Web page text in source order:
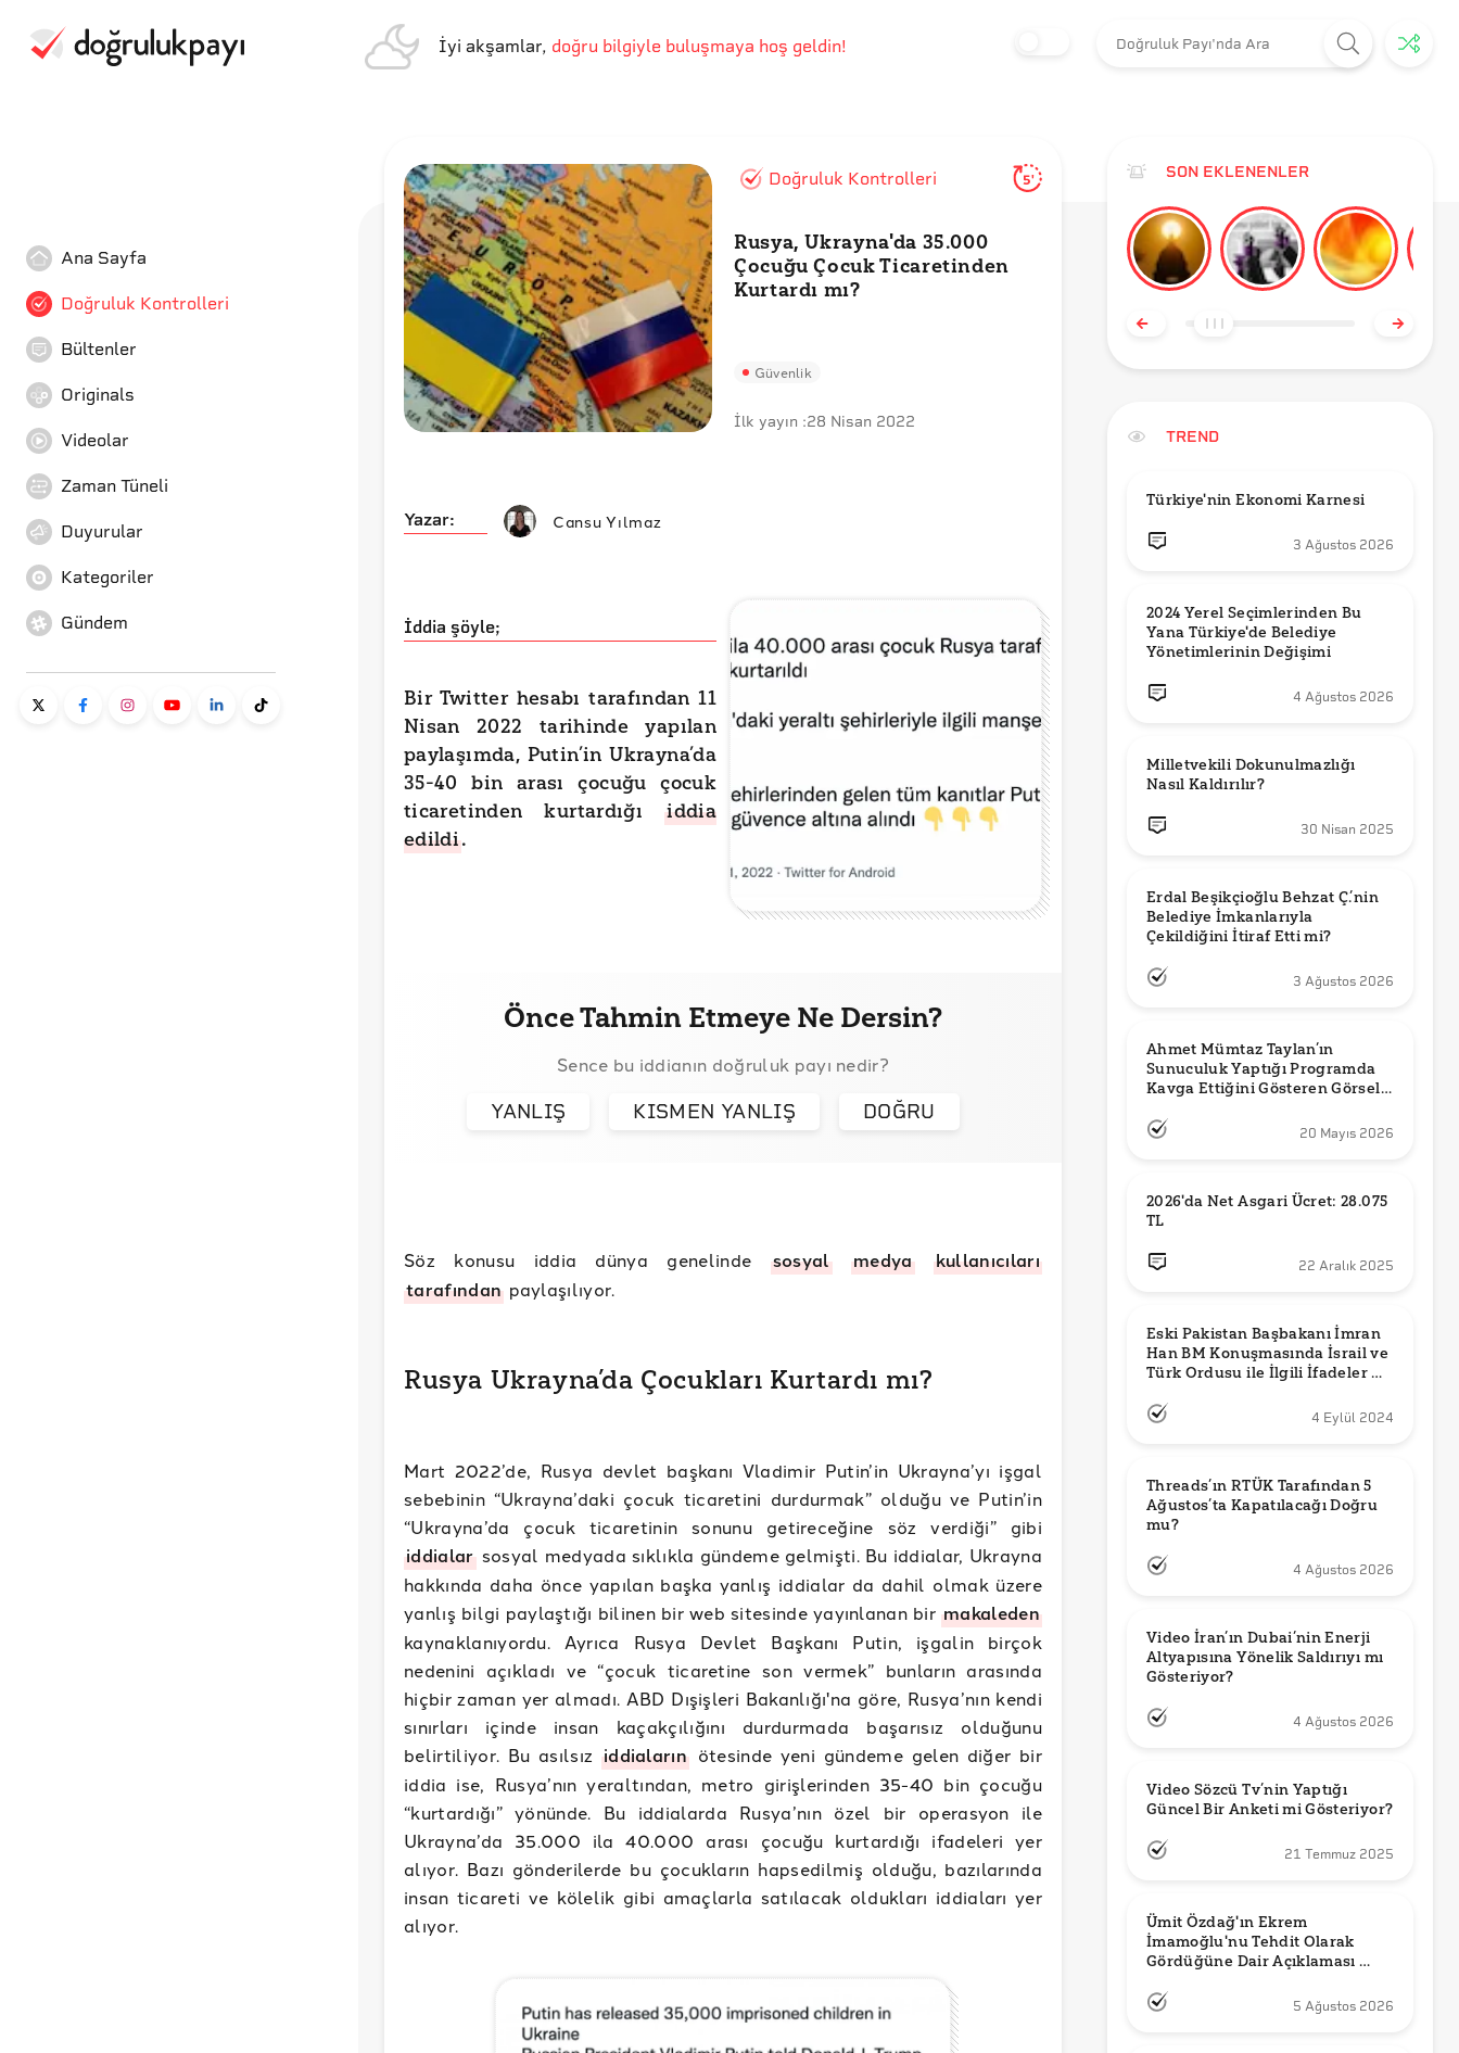
İyi akşamlar, doğru bilgiyle buluşmaya hoş geldin!
Ana Sayfa
Doğruluk Kontrolleri
Bültenler
Originals
Videolar
Zaman Tüneli
Duyurular
Kategoriler
Gündem
Doğruluk Kontrolleri 5'
Rusya, Ukrayna'da 35.000
Çocuğu Çocuk Ticaretinden
Kurtardı mı?
Güvenlik
İlk yayın :28 Nisan 2022
Yazar: Cansu Yılmaz
İddia şöyle;
Bir Twitter hesabı tarafından 11
Nisan 2022 tarihinde yapılan
paylaşımda, Putin’in Ukrayna’da
35-40 bin arası çocuğu çocuk
ticaretinden kurtardığıiddia
edildi.
Önce Tahmin Etmeye Ne Dersin?
Sence bu iddianın doğruluk payı nedir?
YANLIŞ KISMEN YANLIŞ DOĞRU
Söz konusu iddia dünya genelinde sosyal medya
kullanıcıları
tarafından paylaşılıyor.
Rusya Ukrayna’da Çocukları Kurtardı mı?
Mart 2022’de, Rusya devlet başkanı Vladimir Putin’in Ukrayna’yı işgal
sebebinin “Ukrayna’daki çocuk ticaretini durdurmak” olduğu ve Putin’in
“Ukrayna’da çocuk ticaretinin sonunu getireceğine söz verdiği” gibi
iddialarsosyal medyada sıklıkla gündeme gelmişti. Bu iddialar, Ukrayna
hakkında daha önce yapılan başka yanlış iddialar da dahil olmak üzere
yanlış bilgi paylaştığı bilinen bir web sitesinde yayınlanan birmakaleden
kaynaklanıyordu. Ayrıca Rusya Devlet Başkanı Putin, işgalin birçok
nedenini açıkladı ve “çocuk ticaretine son vermek” bunların arasında
hiçbir zaman yer almadı. ABD Dışişleri Bakanlığı'na göre, Rusya’nın kendi
sınırları içinde insan kaçakçılığını durdurmada başarısız olduğunu
belirtiliyor. Bu asılsız iddiaların ötesinde yeni gündeme gelen diğer bir
iddia ise, Rusya’nın yeraltından, metro girişlerinden 35-40 bin çocuğu
“kurtardığı” yönünde. Bu iddialarda Rusya’nın özel bir operasyon ile
Ukrayna’da 35.000 ila 40.000 arası çocuğu kurtardığı ifadeleri yer
alıyor. Bazı gönderilerde bu çocukların hapsedilmiş olduğu, bazılarında
insan ticareti ve kölelik gibi amaçlarla satılacak oldukları iddiaları yer
alıyor.
SON EKLENENLER
TREND
Türkiye'nin Ekonomi Karnesi
3 Ağustos 2026
2024 Yerel Seçimlerinden Bu
Yana Türkiye'de Belediye
Yönetimlerinin Değişimi
4 Ağustos 2026
Milletvekili Dokunulmazlığı
Nasıl Kaldırılır?
30 Nisan 2025
Erdal Beşikçioğlu Behzat Ç.’nin
Belediye İmkanlarıyla
3 Ağustos 2026
Ahmet Mümtaz Taylan’ın
Sunuculuk Yaptığı Programda
Kavga Ettiğini Gösteren Görsel
20 Mayıs 2026
2026'da Net Asgari Ücret: 28.075
TL
22 Aralık 2025
Eski Pakistan Başbakanı İmran
Han BM Konuşmasında İsrail ve
Türk Ordusu ile İlgili İfadeler mi
4 Eylül 2024
Threads’ın RTÜK Tarafından 5
Ağustos’ta Kapatılacağı Doğru
mu?
4 Ağustos 2026
Video İran’ın Dubai’nin Enerji
Altyapısına Yönelik Saldırıyı mı
Gösteriyor?
4 Ağustos 2026
Video Sözcü Tv’nin Yaptığı
Güncel Bir Anketi mi Gösteriyor?
21 Temmuz 2025
Ümit Özdağ'ın Ekrem
İmamoğlu'nu Tehdit Olarak
Gördüğüne Dair Açıklaması
5 Ağustos 2026